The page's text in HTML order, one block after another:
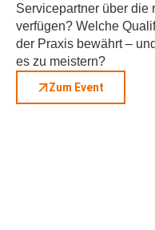
Servicepartner über die
verfügen? Welche
der Praxis bewährt –
es zu meistern?
Zum Event